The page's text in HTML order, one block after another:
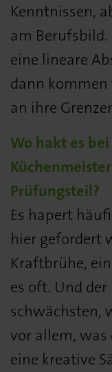
Kenntnissen,
am Berufsbild.
eine lineare
dann kommen
an ihre
Wo hakt es
Prüfungsteil?
Es hapert
hier gefordert
Kraftbrühe,
es oft. Und
schwächsten,
vor allem, was
eine kreative